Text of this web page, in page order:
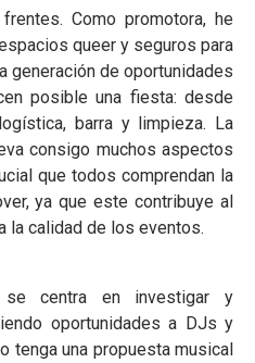
Como promotora, he
queer y seguros para
generación de oportunidades
posible una fiesta: desde
barra y limpieza. La
consigo muchos aspectos
que todos comprendan la
ya que este contribuye al
la calidad de los eventos.
centra en investigar y
oportunidades a DJs y
tenga una propuesta musical